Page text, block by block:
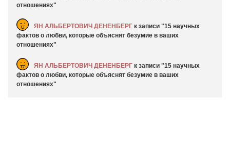
отношениях
ЯН АЛЬБЕРТОВИЧ ДЕНЕНБЕРГ к записи
15 научных
фактов о любви, которые объяснят безумие в ваших
отношениях
ЯН АЛЬБЕРТОВИЧ ДЕНЕНБЕРГ к записи
15 научных
фактов о любви, которые объяснят безумие в ваших
отношениях